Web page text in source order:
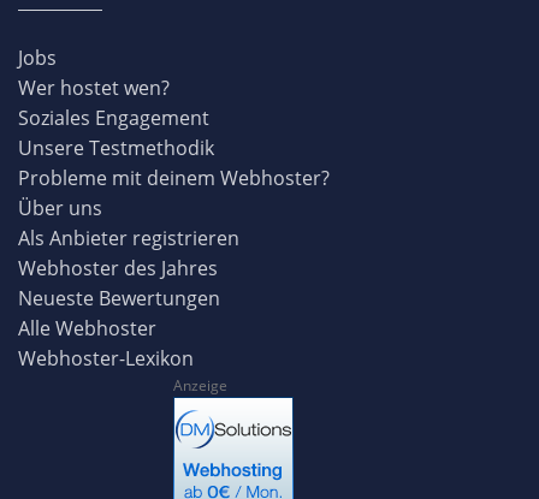
Jobs
Wer hostet wen?
Soziales Engagement
Unsere Testmethodik
Probleme mit deinem Webhoster?
Über uns
Als Anbieter registrieren
Webhoster des Jahres
Neueste Bewertungen
Alle Webhoster
Webhoster-Lexikon
Anzeige